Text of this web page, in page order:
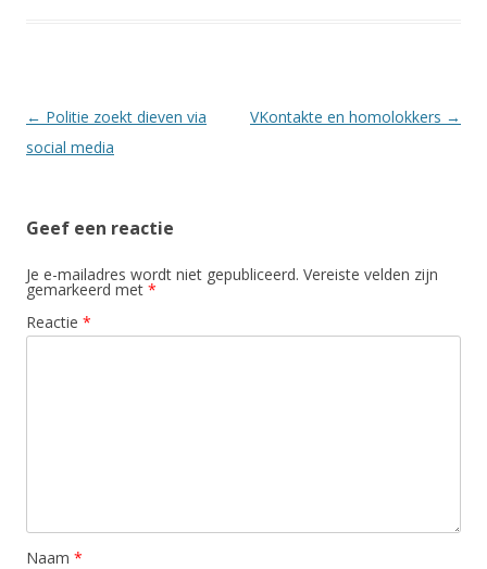
Berichtnavigatie
← Politie zoekt dieven via
social media
VKontakte en homolokkers →
Geef een reactie
Je e-mailadres wordt niet gepubliceerd. Vereiste velden zijn
gemarkeerd met *
Reactie *
Naam *